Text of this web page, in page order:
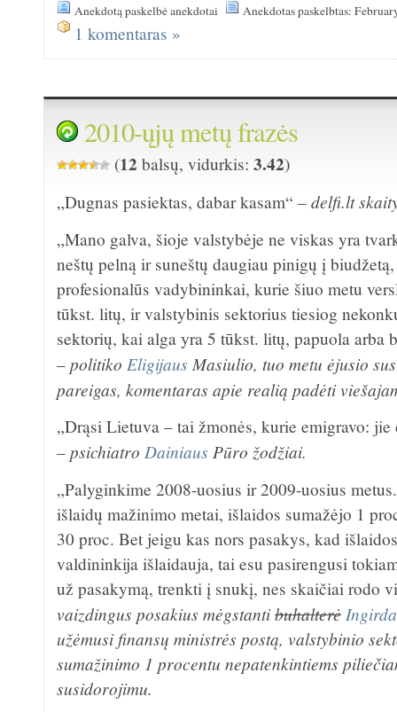
Anekdotą paskelbė anekdotai
Anekdotas paskelbtas:
1 komentaras »
2010-ųjų metų frazės
(12 balsų, vidurkis:3.42)
„Dugnas pasiektas, dabar kasam“ –delfi.lt
„Mano galva, šioje valstybėje ne viskas yra
neštų pelną ir suneštų daugiau pinigų į
profesionalūs vadybininkai, kurie šiuo metu
tūkst. litų, ir valstybinis sektorius tiesiog
sektorių, kai alga yra 5 tūkst. litų, papuola arba
–politiko Eligijaus Masiulio, tuo metu ėjusio
pareigas, komentaras apie realią padėti
„Drąsi Lietuva – tai žmonės, kurie emigravo: jie
–psichiatro Dainiaus Pūro žodžiai.
„Palyginkime 2008-uosius ir 2009-uosius
išlaidų mažinimo metai, išlaidos sumažėjo 1
30 proc. Bet jeigu kas nors pasakys, kad
valdininkija išlaidauja, tai esu pasirengusi
už pasakymą, trenkti į snukį, nes skaičiai rodo
vaizdingus posakius mėgstantibuhalterė Ingirda
užėmusi finansų ministrės postą, valstybinio
sumažinimo 1 procentu nepatenkintiems
susidorojimu.